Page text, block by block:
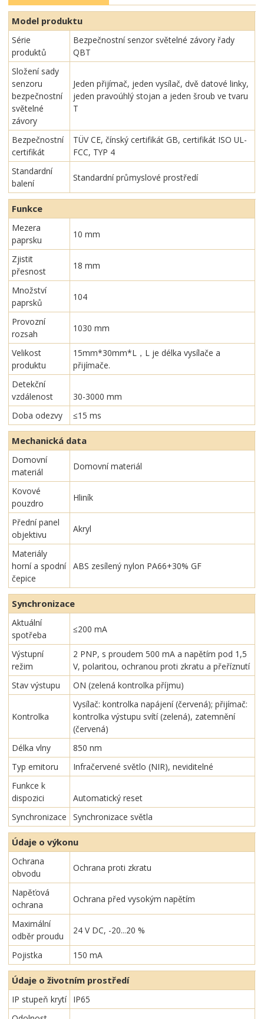
Model produktu
Série
produktů
Bezpečnostní senzor světelné závory řady
QBT
Složení sady
senzoru
bezpečnostní
světelné
závory
Jeden přijímač, jeden vysílač, dvě datové linky,
jeden pravoúhlý stojan a jeden šroub ve tvaru
T
Bezpečnostní
certifikát
TÜV CE, čínský certifikát GB, certifikát ISO UL-
FCC, TYP 4
Standardní
balení
Standardní průmyslové prostředí
Funkce
Mezera
paprsku
10 mm
Zjistit
přesnost
18 mm
Množství
paprsků
104
Provozní
rozsah
1030 mm
Velikost
produktu
15mm*30mm*L，L je délka vysílače a
přijímače.
Detekční
vzdálenost
30-3000 mm
Doba odezvy
≤15 ms
Mechanická data
Domovní
materiál
Domovní materiál
Kovové
pouzdro
Hliník
Přední panel
objektivu
Akryl
Materiály
horní a spodní
čepice
ABS zesílený nylon PA66+30% GF
Synchronizace
Aktuální
spotřeba
≤200 mA
Výstupní
režim
2 PNP, s proudem 500 mA a napětím pod 1,5
V, polaritou, ochranou proti zkratu a přeříznutí
Stav výstupu
ON (zelená kontrolka příjmu)
Kontrolka
Vysílač: kontrolka napájení (červená); přijímač:
kontrolka výstupu svítí (zelená), zatemnění
(červená)
Délka vlny
850 nm
Typ emitoru
Infračervené světlo (NIR), neviditelné
Funkce k
dispozici
Automatický reset
Synchronizace
Synchronizace světla
Údaje o výkonu
Ochrana
obvodu
Ochrana proti zkratu
Napěťová
ochrana
Ochrana před vysokým napětím
Maximální
odběr proudu
24 V DC, -20...20 %
Pojistka 150 mA
Údaje o životním prostředí
IP stupeň krytí
IP65